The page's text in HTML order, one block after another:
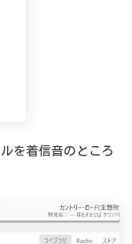
を着信音のところ